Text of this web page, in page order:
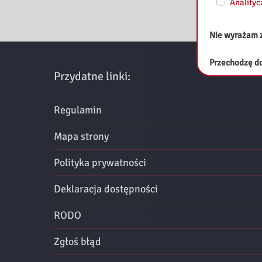
n
e
s
z
Przydatne linki:
Regulamin
Mapa strony
Polityka prywatności
Deklaracja dostępności
RODO
Zgłoś błąd
Nie wyrażam
Przechodzę